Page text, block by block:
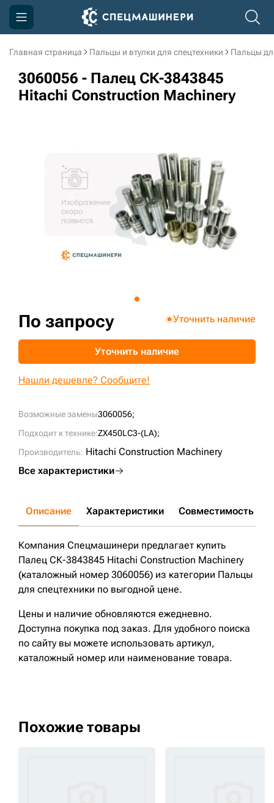
Главная страница Пальцы и втулки для спецтехники Пальцы
3060056 - Палец СК-3843845
Hitachi Construction Machinery
Возможные замены3060056;
Подходит к технике:ZX450LC3-(LA);
Производитель: Hitachi Construction Machinery
Все характеристики
По запросу Уточнить наличие
Уточнить наличие
Нашли дешевле? Сообщите!
Описание Характеристики Совместимость
Компания Спецмашинери предлагает купить
Палец СК-3843845 Hitachi Construction Machinery
(каталожный номер 3060056) из категории Пальцы
для спецтехники по выгодной цене.
Цены и наличие обновляются ежедневно.
Доступна покупка под заказ. Для удобного поиска
по сайту вы можете использовать артикул,
каталожный номер или наименование товара.
Похожие товары
Компания
Акции
3D тур по производству
3D тур по складам
sksale@skdst.ru